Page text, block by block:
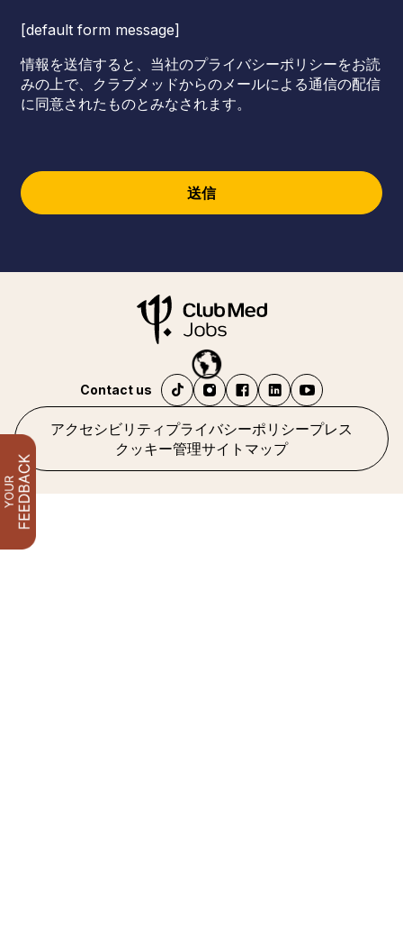
[default form message]
情報を送信すると、当社のプライバシーポリシーをお読
みの上で、クラブメッドからのメールによる通信の配信
に同意されたものとみなされます。
送信
アクセシビリティ プライバシーポリシープレス
クッキー管理サイトマップ
Contact us